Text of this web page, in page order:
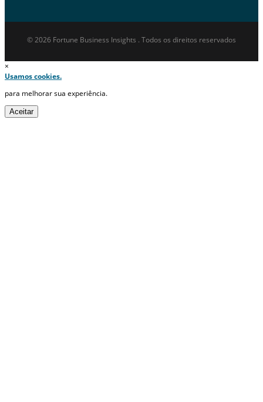
© 2026 Fortune Business Insights . Todos os direitos reservados
×
Usamos cookies.
para melhorar sua experiência.
Aceitar